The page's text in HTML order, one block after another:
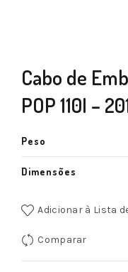
Cabo de
POP 110I –
Peso
Dimensões
Adicionar à Lista
Comparar